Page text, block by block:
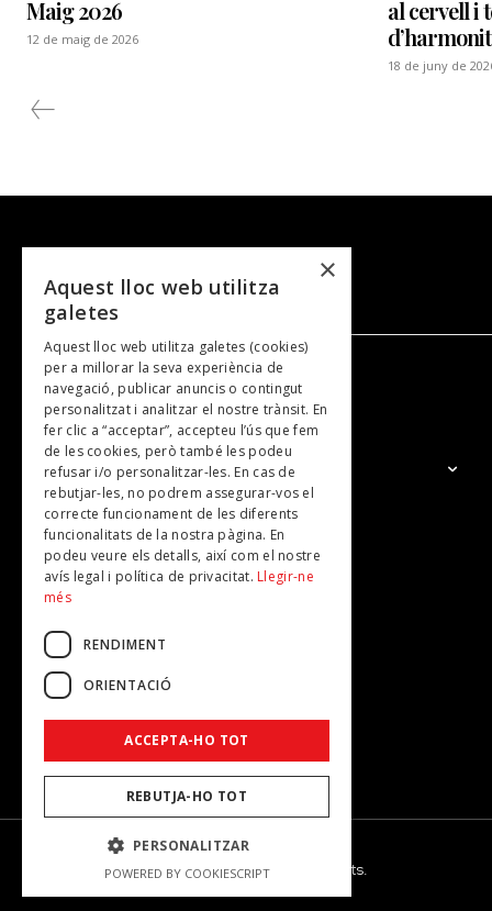
Maig 2026
12 de maig de 2026
al cervell i
18 de juny de
NOSALTRES
El Grup
Contacte
Subscripcions
Publicitat
© 2026 - Dona Secret - Tots els drets reservats.
×
Aquest lloc web utilitza
galetes
Aquest lloc web utilitza galetes (cookies)
per a millorar la seva experiència de
navegació, publicar anuncis o contingut
personalitzat i analitzar el nostre trànsit. En
fer clic a “acceptar”, accepteu l’ús que fem
de les cookies, però també les podeu
refusar i/o personalitzar-les. En cas de
rebutjar-les, no podrem assegurar-vos el
correcte funcionament de les diferents
funcionalitats de la nostra pàgina. En
podeu veure els detalls, així com el nostre
avís legal i política de privacitat. Llegir-ne
més
RENDIMENT
ORIENTACIÓ
ACCEPTA-HO TOT
REBUTJA-HO TOT
PERSONALITZAR
POWERED BY COOKIESCRIPT